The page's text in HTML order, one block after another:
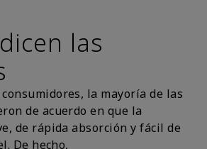
las
la mayoría de las
de acuerdo en que la
de rápida absorción y fácil de
De hecho,